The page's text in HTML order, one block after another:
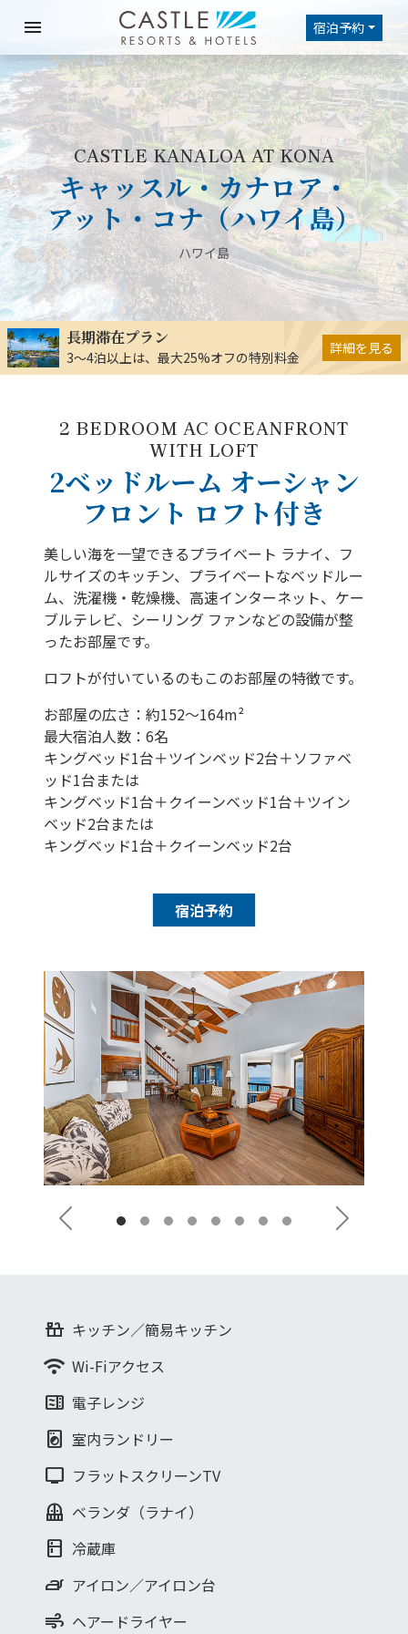
menu 宿泊予約
CASTLE KANALOA AT KONA
キャッスル・カナロア・
アット・コナ（ハワイ島）
ハワイ島
長期滞在プラン
3～4泊以上は、最大25%オフの特別料金
詳細を見る
2 BEDROOM AC OCEANFRONT
WITH LOFT
2ベッドルーム オーシャン
フロント ロフト付き
美しい海を一望できるプライベート ラナイ、フ
ルサイズのキッチン、プライベートなベッドルー
ム、洗濯機・乾燥機、高速インターネット、ケー
ブルテレビ、シーリング ファンなどの設備が整
ったお部屋です。
ロフトが付いているのもこのお部屋の特徴です。
お部屋の広さ：約152～164m²
最大宿泊人数：6名
キングベッド1台＋ツインベッド2台＋ソファベ
ッド1台または
キングベッド1台＋クイーンベッド1台＋ツイン
ベッド2台または
キングベッド1台＋クイーンベッド2台
宿泊予約
Previous Next
countertops キッチン／簡易キッチン
wifi Wi-Fiアクセス
microwave 電子レンジ
local_laundry_service 室内ランドリー
tv フラットスクリーンTV
balcony ベランダ（ラナイ）
kitchen 冷蔵庫
iron アイロン／アイロン台
air ヘアードライヤー